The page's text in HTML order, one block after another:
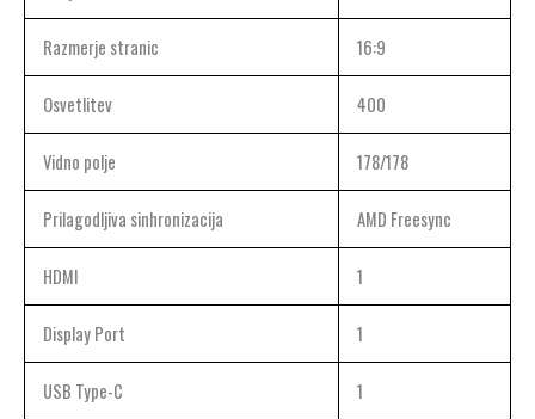
Razmerje stranic 16:9
Osvetlitev 400
Vidno polje 178/178
Prilagodljiva sinhronizacija AMD Freesync
HDMI 1
Display Port 1
USB Type-C 1